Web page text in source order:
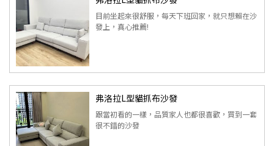
目前坐起來很舒服，每天下班回家，就只想賴在沙
發上，真心推薦!
弗洛拉L型貓抓布沙發
跟當初看的一樣，品質家人也都很喜歡，買到一套
很不錯的沙發